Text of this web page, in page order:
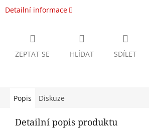
Detailní informace
ZEPTAT SE HLÍDAT SDÍLET
Popis Diskuze
Detailní popis produktu